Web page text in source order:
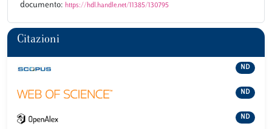
documento: https://hdl.handle.net/11385/130795
Citazioni
ND
ND
ND